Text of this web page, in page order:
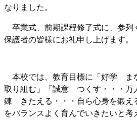
なりました。
卒業式、前期課程修了式に、参列
保護者の皆様にお礼申し上げます。
本校では、教育目標に「好学 ま
取り組む」「誠意 つくす・・・万
錬 きたえる・・・自ら心身を鍛え
をバランスよく育んでいきたいと考